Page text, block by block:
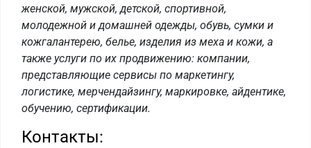
женской, мужской, детской, спортивной,
молодежной и домашней одежды, обувь, сумки и
кожгалантерею, белье, изделия из меха и кожи, а
также услуги по их продвижению: компании,
представляющие сервисы по маркетингу,
логистике, мерчендайзингу, маркировке, айдентике,
обучению, сертификации.
Контакты: